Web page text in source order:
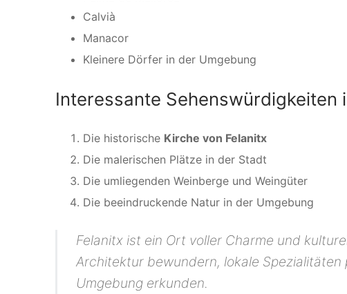
Calvià
Manacor
Kleinere Dörfer in der Umgebung
Interessante Sehenswürdigkeiten
Die historische Kirche von Felanitx
Die malerischen Plätze in der Stadt
Die umliegenden Weinberge und Weingüter
Die beeindruckende Natur in der Umgebung
Felanitx ist ein Ort voller Charme und
Architektur bewundern, lokale
Umgebung erkunden.